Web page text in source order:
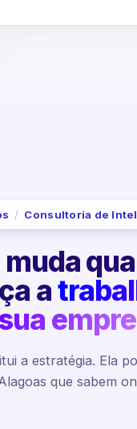
/ Consultoria de
muda
a
a estratégia. Ela
que sabem